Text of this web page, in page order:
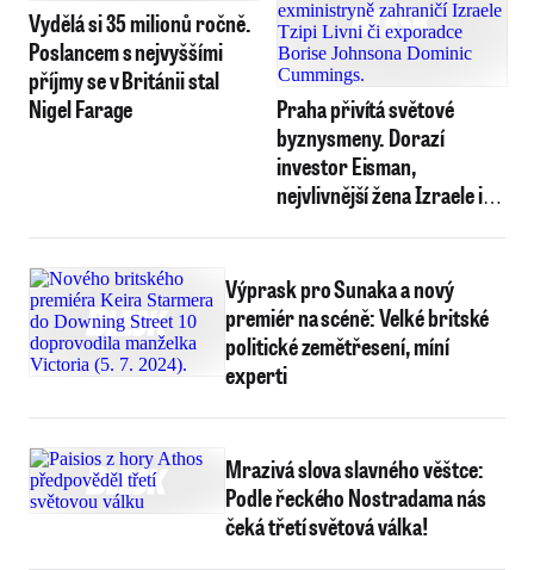
Vydělá si 35 milionů ročně.
Poslancem s nejvyššími
příjmy se v Británii stal
Nigel Farage
Praha přivítá světové
byznysmeny. Dorazí
investor Eisman,
nejvlivnější žena Izraele i
Výprask pro Sunaka a nový
premiér na scéně: Velké britské
politické zemětřesení, míní
experti
Mrazivá slova slavného věštce:
Podle řeckého Nostradama nás
čeká třetí světová válka!